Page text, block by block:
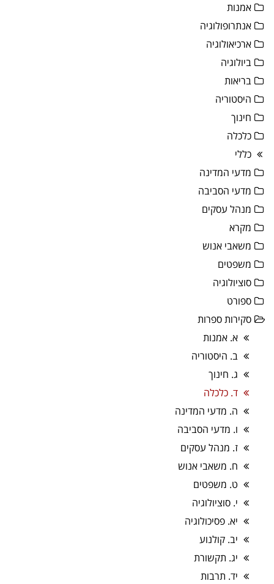
אמנות
אנתרופולוגיה
ארכיאולוגיה
ביולוגיה
בריאות
היסטוריה
חינוך
כלכלה
כללי
מדעי המדינה
מדעי הסביבה
מנהל עסקים
מקרא
משאבי אנוש
משפטים
סוציולוגיה
ספורט
סקירות ספרות
א. אמנות
ב. היסטוריה
ג. חינוך
ד. כלכלה
ה. מדעי המדינה
ו. מדעי הסביבה
ז. מנהל עסקים
ח. משאבי אנוש
ט. משפטים
י. סוציולוגיה
יא. פסיכולוגיה
יב. קולנוע
יג. תקשורת
יד. תרבות